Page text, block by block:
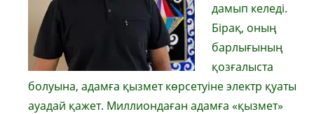
дамып келеді.
Бірақ, оның
барлығының
қозғалыста
болуына, адамға қызмет көрсетуіне электр қуаты
ауадай қажет. Миллиондаған адамға «қызмет»